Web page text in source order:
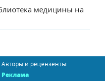
медицины на
Авторы и рецензенты
Реклама